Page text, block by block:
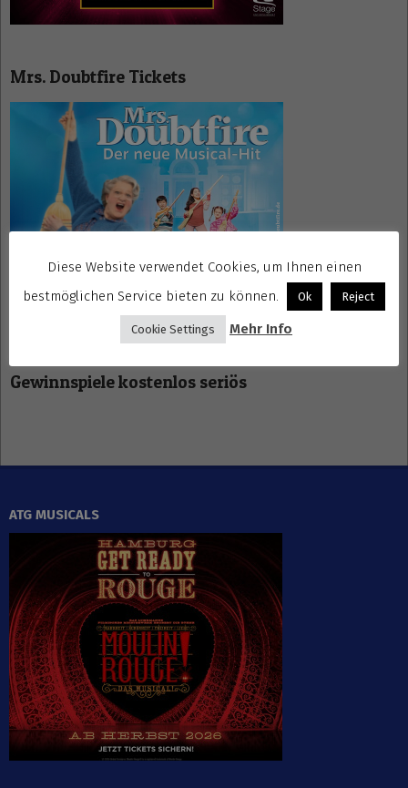
Mrs. Doubtfire Tickets
Gewinnspiele kostenlos seriös
ATG MUSICALS
Diese Website verwendet Cookies, um Ihnen einen
bestmöglichen Service bieten zu können.
Ok Reject
Cookie Settings Mehr Info